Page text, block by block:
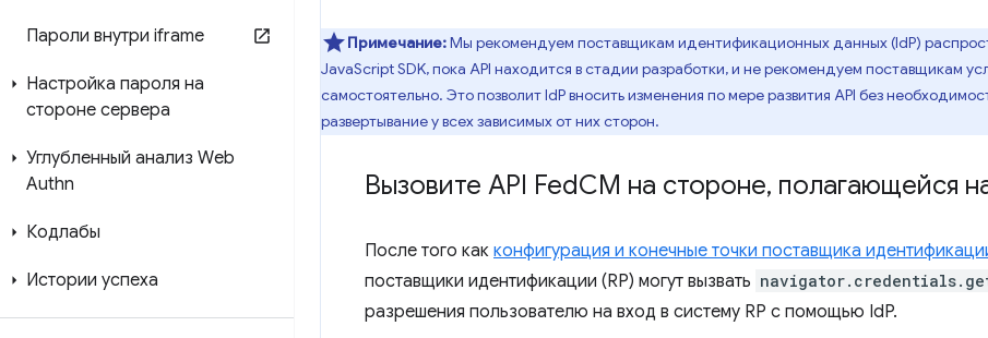
Пароли внутри iframe
Настройка пароля на
стороне сервера
Углубленный анализ Web
Authn
Кодлабы
Истории успеха
Примечание:Мы рекомендуем поставщикам идентификационных данных (IdP)
JavaScript SDK, пока API находится в стадии разработки, и не рекомендуем поставщикам
самостоятельно. Это позволит IdP вносить изменения по мере развития API без
развертывание у всех зависимых от них сторон.
Вызовите API FedCM на стороне, полагающейся
После того как конфигурация и конечные точки поставщика
поставщики идентификации (RP) могут вызвать
разрешения пользователю на вход в систему RP с помощью IdP.